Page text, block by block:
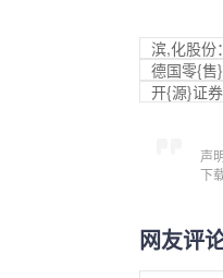
滨,化股份
德国零{售
开{源}证
声
下
网友评